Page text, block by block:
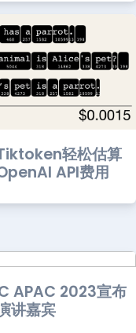
轻松估算
API费用
APAC 2023宣布
讲嘉宾